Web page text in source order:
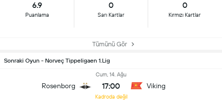
6.9
Puanlama
0
Sarı Kartlar
0
Kırmızı Kartlar
Tümünü Gör
Sonraki Oyun - Norveç Tippeligaen 1.Lig
Rosenborg
Cum, 14. Ağu
17:00
Kadroda değil
Viking